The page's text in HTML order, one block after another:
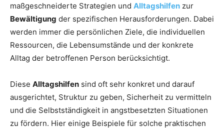
maßgeschneiderte Strategien und Alltagshilfen zur
Bewältigung der spezifischen Herausforderungen. Dabei
werden immer die persönlichen Ziele, die individuellen
Ressourcen, die Lebensumstände und der konkrete
Alltag der betroffenen Person berücksichtigt.
Diese Alltagshilfen sind oft sehr konkret und darauf
ausgerichtet, Struktur zu geben, Sicherheit zu vermitteln
und die Selbstständigkeit in angstbesetzten Situationen
zu fördern. Hier einige Beispiele für solche praktischen